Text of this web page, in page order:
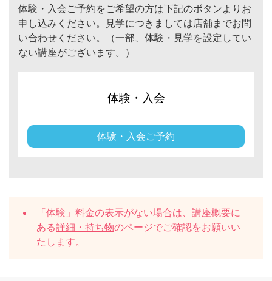
体験・入会ご予約をご希望の方は下記のボタンよりお
申し込みください。見学につきましては店舗までお問
い合わせください。（一部、体験・見学を設定してい
ない講座がございます。）
体験・入会
体験・入会ご予約
「体験」料金の表示がない場合は、講座概要に
ある詳細・持ち物のページでご確認をお願いい
たします。